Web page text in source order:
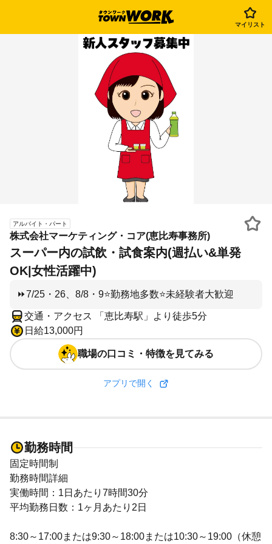
マイリスト
アルバイト・パート
株式会社マーケティング・コア(恵比寿事務所)
スーパー内の試飲・試食案内(週払い&単発
OK|女性活躍中)
⏩7/25・26、8/8・9⭐勤務地多数⭐未経験者大歓迎
交通・アクセス 「恵比寿駅」より徒歩5分
日給13,000円
職場の口コミ・特徴を見てみる
アプリで開く
勤務時間
固定時間制
勤務時間詳細
実働時間：1日あたり7時間30分
平均勤務日数：1ヶ月あたり2日
8:30～17:00または9:30～18:00または10:30～19:00（休憩